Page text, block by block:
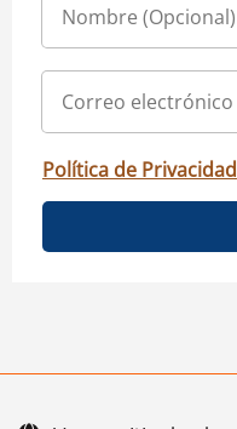
Política de Privacidad